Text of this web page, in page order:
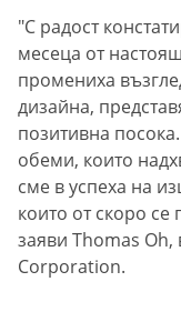
"С радост
месеца от
промениха
дизайна,
позитивна
обеми, които
сме в успеха на
които от скоро се
заяви Thomas
Corporation.